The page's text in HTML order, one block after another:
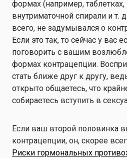
формах (например, таблетках,
внутриматочной спирали и т.
всего, не задумывался о
Если это так, то сейчас у вас
поговорить с вашим
формах контрацепции.
стать ближе друг к другу,
открыто общаетесь, что
собираетесь вступить в
Если ваш второй половинка
контрацепции, он, скорее
Риски гормональных